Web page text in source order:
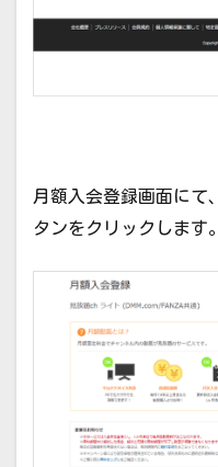
月額入会登録画面にて、
タンをクリックします。